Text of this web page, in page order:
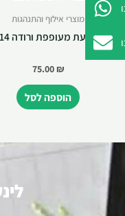
מוצרי אילוף והתנהגות
קיווי טבעת מעופפת ורודה 14 ס"מ
75.00₪
הוספה לסל